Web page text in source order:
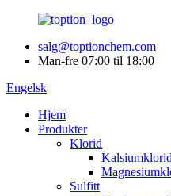
salg@toptionchem.com
Man-fre 07:00 til 18:00
Engelsk
Hjem
Produkter
Klorid
Kalsiumklorid
Sulfitt